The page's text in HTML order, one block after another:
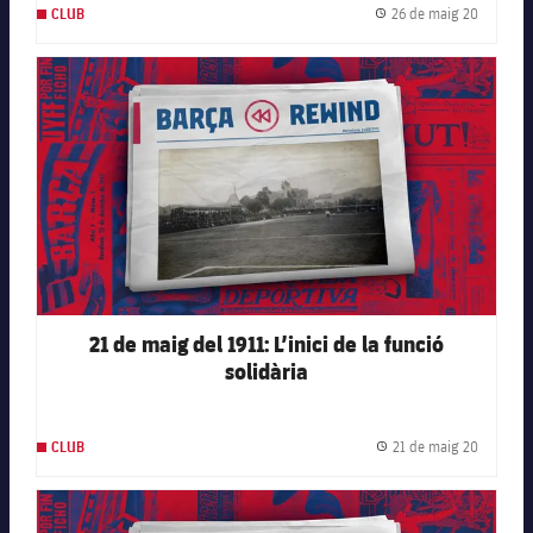
CLUB Data de
26 de maig 20
FC Barcelona club badge
21 de maig del 1911: L’inici de la funció
solidària
CLUB Data de
21 de maig 20
FC Barcelona club badge